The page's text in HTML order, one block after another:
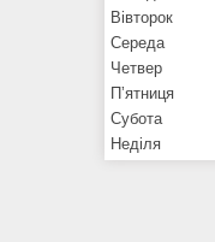
Вівторок
Середа
Четвер
Пʼятниця
Субота
Неділя